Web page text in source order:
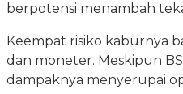
berpotensi menambah
Keempat risiko kaburnya
dan moneter. Meskipun
dampaknya menyerupai